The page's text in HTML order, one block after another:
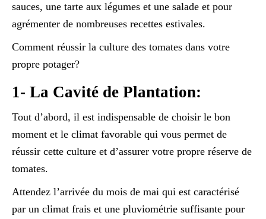
sauces, une tarte aux légumes et une salade et pour
agrémenter de nombreuses recettes estivales.
Comment réussir la culture des tomates dans votre
propre potager?
1- La Cavité de Plantation:
Tout d’abord, il est indispensable de choisir le bon
moment et le climat favorable qui vous permet de
réussir cette culture et d’assurer votre propre réserve de
tomates.
Attendez l’arrivée du mois de mai qui est caractérisé
par un climat frais et une pluviométrie suffisante pour